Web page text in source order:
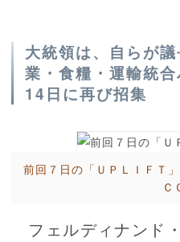
大統領は、自らが
業・食糧・運輸統
14日に再び招集
前回７日の「ＵＰＬＩＦＴ
Ｃ
フェルディナンド